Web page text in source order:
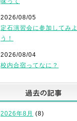
2026/08/05
定石演習会に参加してみよ
う！
2026/08/04
校内合宿ってなに？
2026年8月 (8)